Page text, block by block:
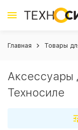
Главная Товары
Аксессуары
Техносиле